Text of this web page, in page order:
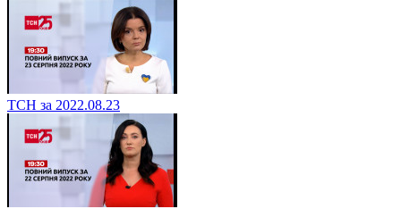
ТСН за 2022.08.23